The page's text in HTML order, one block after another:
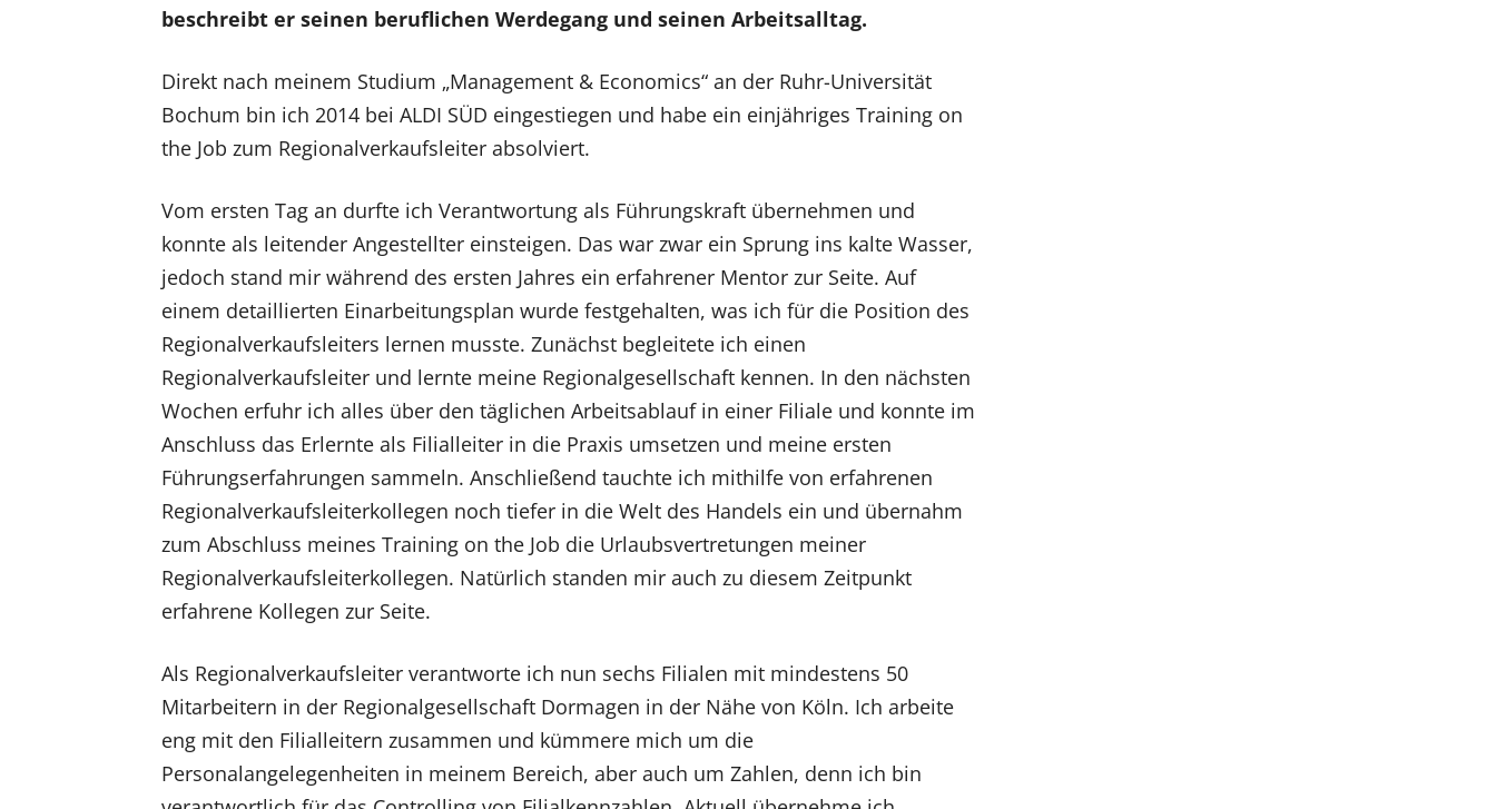
beschreibt er seinen beruflichen Werdegang und seinen Arbeitsalltag.
Direkt nach meinem Studium „Management & Economics“ an der Ruhr-Universität
Bochum bin ich 2014 bei ALDI SÜD eingestiegen und habe ein einjähriges Training on
the Job zum Regionalverkaufsleiter absolviert.
Vom ersten Tag an durfte ich Verantwortung als Führungskraft übernehmen und
konnte als leitender Angestellter einsteigen. Das war zwar ein Sprung ins kalte Wasser,
jedoch stand mir während des ersten Jahres ein erfahrener Mentor zur Seite. Auf
einem detaillierten Einarbeitungsplan wurde festgehalten, was ich für die Position des
Regionalverkaufsleiters lernen musste. Zunächst begleitete ich einen
Regionalverkaufsleiter und lernte meine Regionalgesellschaft kennen. In den nächsten
Wochen erfuhr ich alles über den täglichen Arbeitsablauf in einer Filiale und konnte im
Anschluss das Erlernte als Filialleiter in die Praxis umsetzen und meine ersten
Führungserfahrungen sammeln. Anschließend tauchte ich mithilfe von erfahrenen
Regionalverkaufsleiterkollegen noch tiefer in die Welt des Handels ein und übernahm
zum Abschluss meines Training on the Job die Urlaubsvertretungen meiner
Regionalverkaufsleiterkollegen. Natürlich standen mir auch zu diesem Zeitpunkt
erfahrene Kollegen zur Seite.
Als Regionalverkaufsleiter verantworte ich nun sechs Filialen mit mindestens 50
Mitarbeitern in der Regionalgesellschaft Dormagen in der Nähe von Köln. Ich arbeite
eng mit den Filialleitern zusammen und kümmere mich um die
Personalangelegenheiten in meinem Bereich, aber auch um Zahlen, denn ich bin